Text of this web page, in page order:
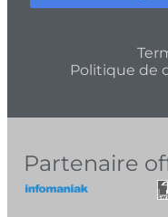
Politique de
Partenaire